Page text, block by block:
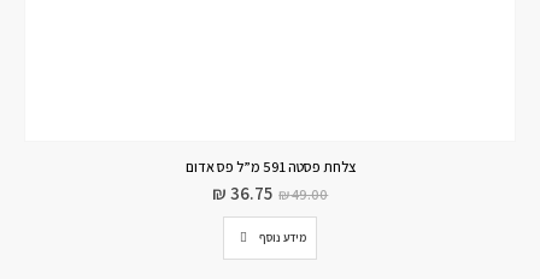
צלחת פסטה 591 מ”ל פס אדום
₪49.00
₪ 36.75
מידע נוסף